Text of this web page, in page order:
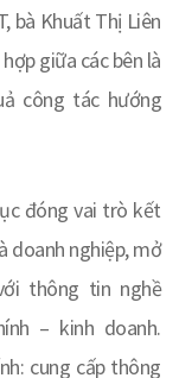
bà Khuất Thị Liên
giữa các bên là
công tác hướng
đóng vai trò kết
doanh nghiệp, mở
thông tin nghề
– kinh doanh.
cung cấp thông